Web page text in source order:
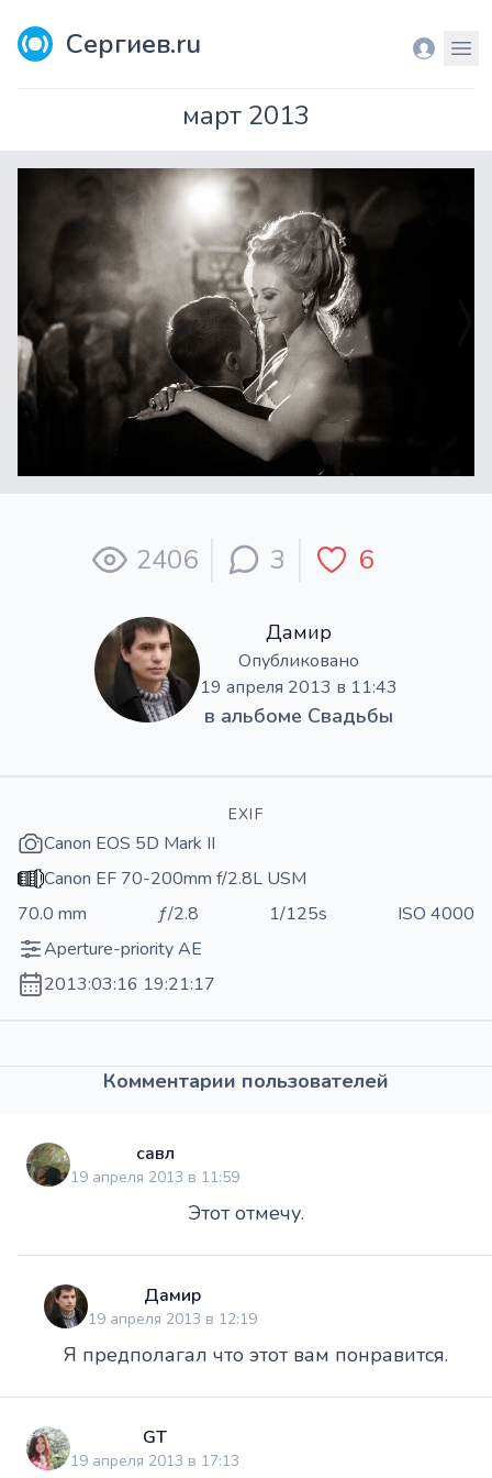
Сергиев.ru Вход
март 2013
2406 3 6
Дамир
Опубликовано
19 апреля 2013 в 11:43
в альбоме Свадьбы
EXIF
Canon EOS 5D Mark II
Canon EF 70-200mm f/2.8L USM
70.0 mm
ƒ/2.8 1/125s
ISO 4000
Aperture-priority AE
2013:03:16 19:21:17
Комментарии пользователей
савл
19 апреля 2013 в 11:59
Этот отмечу.
Дамир
19 апреля 2013 в 12:19
Я предполагал что этот вам понравится.
GT
19 апреля 2013 в 17:13